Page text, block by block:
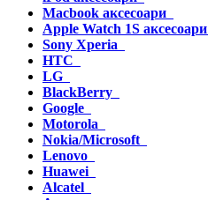
Macbook аксесоари
Apple Watch 1S аксесоари
Sony Xperia
HTC
LG
BlackBerry
Google
Motorola
Nokia/Microsoft
Lenovo
Huawei
Alcatel